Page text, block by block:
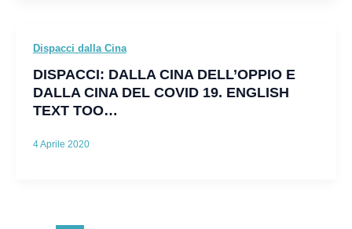
Dispacci dalla Cina
DISPACCI: DALLA CINA DELL’OPPIO E
DALLA CINA DEL COVID 19. ENGLISH
TEXT TOO…
4 Aprile 2020